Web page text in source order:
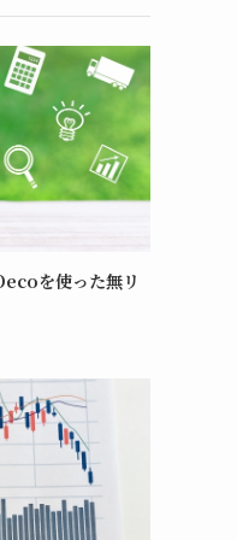
を使った無リ